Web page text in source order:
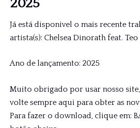
2025
Já está disponivel o mais recente
artista(s): Chelsea Dinorath feat. Teo
Ano de lançamento: 2025
Muito obrigado por usar nosso
volte sempre aqui para obter as
Para fazer o download, clique em: